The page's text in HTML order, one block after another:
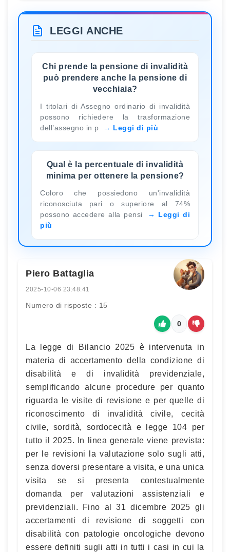
LEGGI ANCHE
Chi prende la pensione di invalidità
può prendere anche la pensione di
vecchiaia?
I titolari di Assegno ordinario di invalidità
possono richiedere la trasformazione
dell’assegno in p
Leggi di più
Qual è la percentuale di invalidità
minima per ottenere la pensione?
Coloro che possiedono un'invalidità
riconosciuta pari o superiore al 74%
possono accedere alla pensi
Leggi di
più
Piero Battaglia
2025-10-06 23:48:41
Numero di risposte : 15
0
La legge di Bilancio 2025 è intervenuta in
materia di accertamento della condizione di
disabilità e di invalidità previdenziale,
semplificando alcune procedure per quanto
riguarda le visite di revisione e per quelle di
riconoscimento di invalidità civile, cecità
civile, sordità, sordocecità e legge 104 per
tutto il 2025. In linea generale viene prevista:
per le revisioni la valutazione solo sugli atti,
senza doversi presentare a visita, e una unica
visita se si presenta contestualmente
domanda per valutazioni assistenziali e
previdenziali. Fino al 31 dicembre 2025 gli
accertamenti di revisione di soggetti con
disabilità con patologie oncologiche devono
essere definiti sugli atti in tutti i casi in cui la